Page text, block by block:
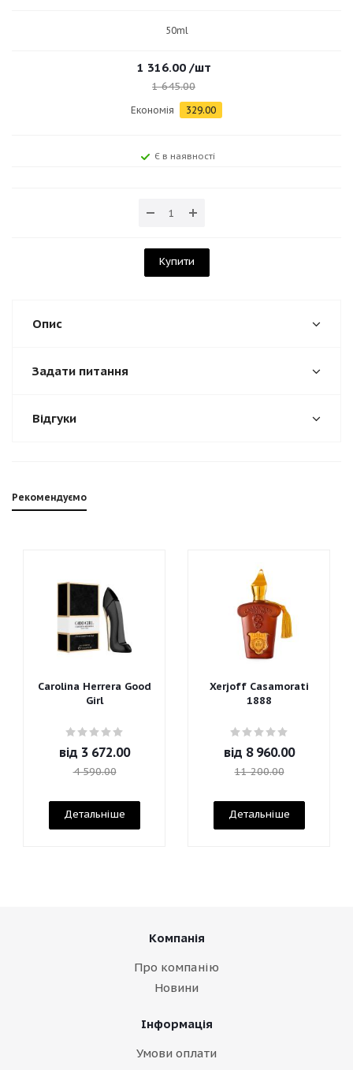
50ml
1 316.00 /шт
1 645.00
Економія 329.00
Є в наявності
Купити
Опис
Задати питання
Відгуки
Рекомендуємо
Carolina Herrera Good
Girl
від 3 672.00
4 590.00
Детальніше
Xerjoff Casamorati
1888
від 8 960.00
11 200.00
Детальніше
Компанія
Про компанію
Новини
Інформація
Умови оплати